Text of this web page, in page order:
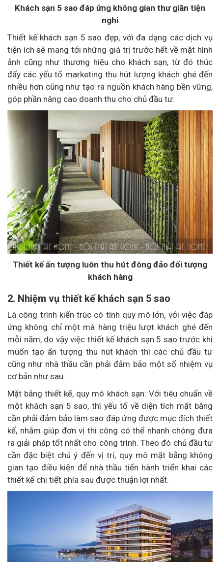
Khách sạn 5 sao đáp ứng không gian thư giãn tiện
nghi
Thiết kế khách sạn 5 sao đẹp, với đa dạng các dịch vụ
tiện ích sẽ mang tới những giá trị trước hết về mặt hình
ảnh cũng như thương hiệu cho khách sạn, từ đó thúc
đẩy các yếu tố marketing thu hút lượng khách ghé đến
nhiều hơn cũng như tạo ra nguồn khách hàng bền vững,
góp phần nâng cao doanh thu cho chủ đầu tư.
Thiết kế ấn tượng luôn thu hút đông đảo đối tượng
khách hàng
2. Nhiệm vụ thiết kế khách sạn 5 sao
Là công trình kiến trúc có tính quy mô lớn, với việc đáp
ứng không chỉ một mà hàng triệu lượt khách ghé đến
mỗi năm, do vậy việc thiết kế khách sạn 5 sao trước khi
muốn tạo ấn tượng thu hút khách thì các chủ đầu tư
cũng như nhà thầu cần phải đảm bảo một số nhiệm vụ
cơ bản như sau:
Mặt bằng thiết kế, quy mô khách sạn: Với tiêu chuẩn về
một khách sạn 5 sao, thì yếu tố về diện tích mặt bằng
cần phải đảm bảo làm sao đáp ứng được mục đích thiết
kế, nhằm giúp đơn vị thi công có thể nhanh chóng đưa
ra giải pháp tốt nhất cho công trình. Theo đó chủ đầu tư
cần đặc biệt chú ý đến vị trí, quy mô mặt bằng không
gian tạo điều kiện để nhà thầu tiến hành triển khai các
thiết kế chi tiết phía sau được thuận lợi nhất.